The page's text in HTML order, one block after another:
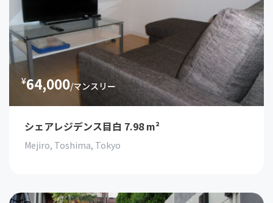
¥64,000/マンスリー
シェアレジデンス目白 7.98 m²
Mejiro, Toshima, Tokyo